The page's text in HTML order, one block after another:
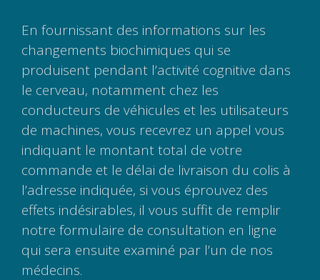
En fournissant des informations sur les
changements biochimiques qui se
produisent pendant l’activité cognitive dans
le cerveau, notamment chez les
conducteurs de véhicules et les utilisateurs
de machines, vous recevrez un appel vous
indiquant le montant total de votre
commande et le délai de livraison du colis à
l’adresse indiquée, si vous éprouvez des
effets indésirables, il vous suffit de remplir
notre formulaire de consultation en ligne
qui sera ensuite examiné par l’un de nos
médecins.